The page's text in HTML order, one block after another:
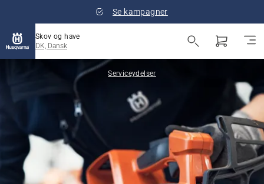
Se kampagner
Skov og have
DK, Dansk
Serviceydelser